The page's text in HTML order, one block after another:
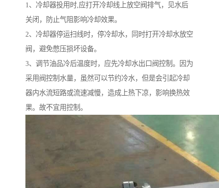
1、冷却器投用时,应打开冷却线上放空阀排气，见水后
关闭，防止气阻影响冷却效果。
2、冷却器停运扫线时，停冷却水，同时打开冷却水放空
阀，避免憋压损坏设备。
3、调节油品冷后温度时，应先冷却水出口阀控制。因为
采用阀控制水量，虽然可以节约冷水，但是会引起冷却
器内水流短路或流速减慢，造成上热下凉，影响换热效
果。故不宜用控制。